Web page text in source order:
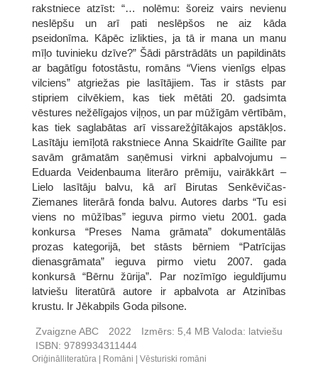
rakstniece atzīst: “… nolēmu: šoreiz vairs nevienu
neslēpšu un arī pati neslēpšos ne aiz kāda
pseidonīma. Kāpēc izlikties, ja tā ir mana un manu
mīļo tuvinieku dzīve?” Šādi pārstrādāts un papildināts
ar bagātīgu fotostāstu, romāns “Viens vienīgs elpas
vilciens” atgriežas pie lasītājiem. Tas ir stāsts par
stipriem cilvēkiem, kas tiek mētāti 20. gadsimta
vēstures nežēlīgajos viļņos, un par mūžīgām vērtībām,
kas tiek saglabātas arī vissarežģītākajos apstākļos.
Lasītāju iemīļotā rakstniece Anna Skaidrīte Gailīte par
savām grāmatām saņēmusi virkni apbalvojumu –
Eduarda Veidenbauma literāro prēmiju, vairākkārt –
Lielo lasītāju balvu, kā arī Birutas Senkēvičas-
Ziemanes literārā fonda balvu. Autores darbs “Tu esi
viens no mūžības” ieguva pirmo vietu 2001. gada
konkursa “Preses Nama grāmata” dokumentālās
prozas kategorijā, bet stāsts bērniem “Patrīcijas
dienasgrāmata” ieguva pirmo vietu 2007. gada
konkursā “Bērnu žūrija”. Par nozīmīgo ieguldījumu
latviešu literatūrā autore ir apbalvota ar Atzinības
krustu. Ir Jēkabpils Goda pilsone.
Zvaigzne ABC 2022 Izmērs: 5,4 MB Valoda: latviešu
ISBN: 9789934311444
Oriģinālliteratūra Romāni Vēsturiski romāni